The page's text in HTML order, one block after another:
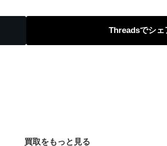
Threads
買取をもっと見る